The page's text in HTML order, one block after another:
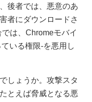
後者では、悪意のあ
者にダウンロードさ
は、Chromeモバイ
いる権限-を悪用し
しょうか。攻撃スタ
とえば脅威となる悪